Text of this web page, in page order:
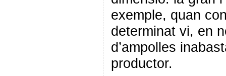
exemple, quan
determinat vi, en
d’ampolles
productor.